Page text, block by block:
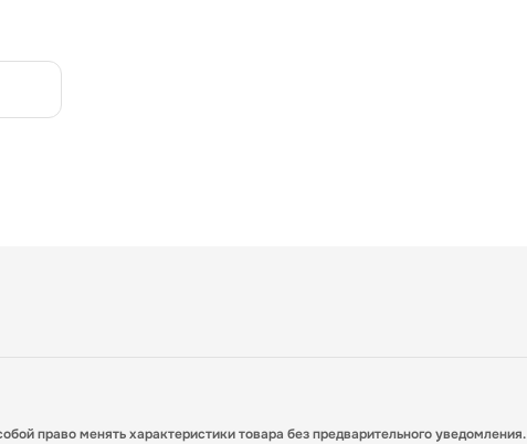
право менять характеристики товара без предварительного уведомления.